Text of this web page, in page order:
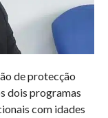
de protecção
dois programas
com idades